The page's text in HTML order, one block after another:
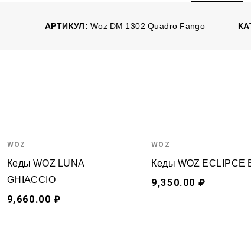
АРТИКУЛ: Woz DM 1302 Quadro Fango
WOZ
Кеды WOZ LUNA
GHIACCIO
9,660.00 ₽
WOZ
Кеды WOZ ECLIPCE
9,350.00 ₽